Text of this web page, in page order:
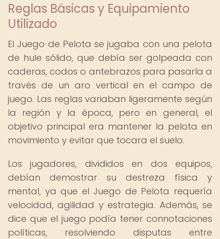
Reglas Básicas y Equipamiento
Utilizado
El Juego de Pelota se jugaba con una pelota
de hule sólido, que debía ser golpeada con
caderas, codos o antebrazos para pasarla a
través de un aro vertical en el campo de
juego. Las reglas variaban ligeramente según
la región y la época, pero en general, el
objetivo principal era mantener la pelota en
movimiento y evitar que tocara el suelo.
Los jugadores, divididos en dos equipos,
debían demostrar su destreza física y
mental, ya que el Juego de Pelota requería
velocidad, agilidad y estrategia. Además, se
dice que el juego podía tener connotaciones
políticas, resolviendo disputas entre